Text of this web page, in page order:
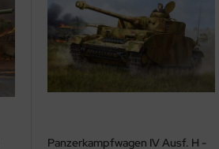
Panzerkampfwagen IV Ausf. H -